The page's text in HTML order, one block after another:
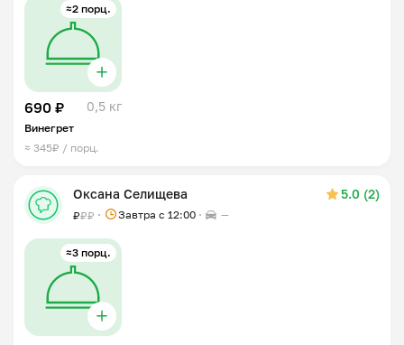
≈2 порц.
690 ₽ 0,5 кг
Винегрет
≈ 345₽ / порц.
Оксана Селищева 5.0 (2)
₽₽₽ Завтра c 12:00 —
≈3 порц.